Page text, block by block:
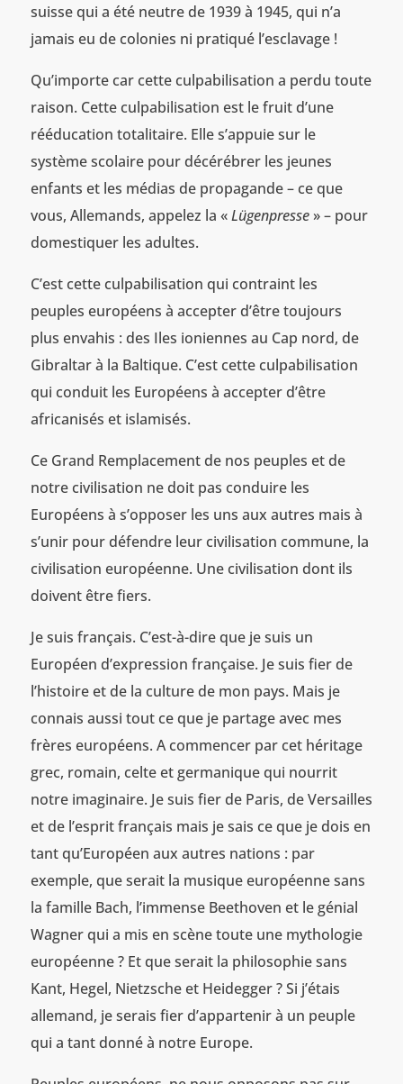
suisse qui a été neutre de 1939 à 1945, qui n’a
jamais eu de colonies ni pratiqué l’esclavage !
Qu’importe car cette culpabilisation a perdu toute
raison. Cette culpabilisation est le fruit d’une
rééducation totalitaire. Elle s’appuie sur le
système scolaire pour décérébrer les jeunes
enfants et les médias de propagande – ce que
vous, Allemands, appelez la «Lügenpresse» – pour
domestiquer les adultes.
C’est cette culpabilisation qui contraint les
peuples européens à accepter d’être toujours
plus envahis : des Iles ioniennes au Cap nord, de
Gibraltar à la Baltique. C’est cette culpabilisation
qui conduit les Européens à accepter d’être
africanisés et islamisés.
Ce Grand Remplacement de nos peuples et de
notre civilisation ne doit pas conduire les
Européens à s’opposer les uns aux autres mais à
s’unir pour défendre leur civilisation commune, la
civilisation européenne. Une civilisation dont ils
doivent être fiers.
Je suis français. C’est-à-dire que je suis un
Européen d’expression française. Je suis fier de
l’histoire et de la culture de mon pays. Mais je
connais aussi tout ce que je partage avec mes
frères européens. A commencer par cet héritage
grec, romain, celte et germanique qui nourrit
notre imaginaire. Je suis fier de Paris, de Versailles
et de l’esprit français mais je sais ce que je dois en
tant qu’Européen aux autres nations : par
exemple, que serait la musique européenne sans
la famille Bach, l’immense Beethoven et le génial
Wagner qui a mis en scène toute une mythologie
européenne ? Et que serait la philosophie sans
Kant, Hegel, Nietzsche et Heidegger ? Si j’étais
allemand, je serais fier d’appartenir à un peuple
qui a tant donné à notre Europe.